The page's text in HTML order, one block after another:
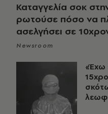
Καταγγελία σοκ
ρωτούσε πόσο να
ασελγήσει σε
Newsroom
«Έχω